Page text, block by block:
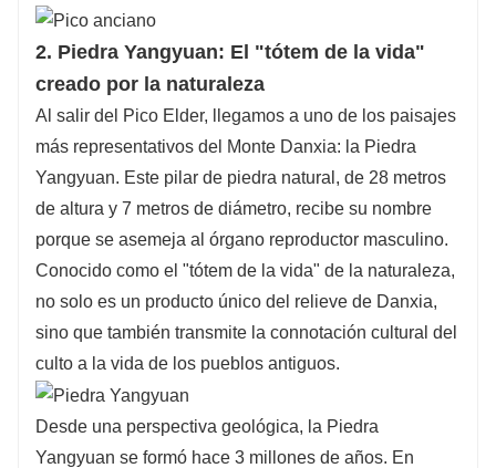
2. Piedra Yangyuan: El "tótem de la vida"
creado por la naturaleza
Al salir del Pico Elder, llegamos a uno de los paisajes
más representativos del Monte Danxia: la Piedra
Yangyuan. Este pilar de piedra natural, de 28 metros
de altura y 7 metros de diámetro, recibe su nombre
porque se asemeja al órgano reproductor masculino.
Conocido como el "tótem de la vida" de la naturaleza,
no solo es un producto único del relieve de Danxia, ​​
sino que también transmite la connotación cultural del
culto a la vida de los pueblos antiguos.
Desde una perspectiva geológica, la Piedra
Yangyuan se formó hace 3 millones de años. En